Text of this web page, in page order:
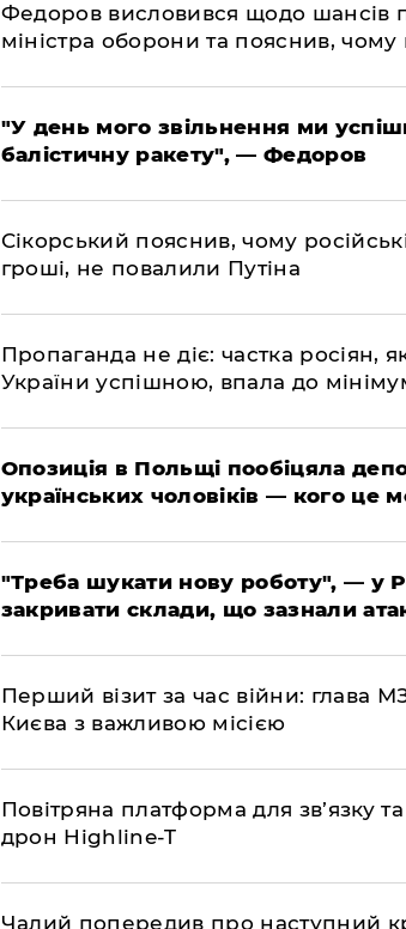
​Федоров висловився щодо шансів
міністра оборони та пояснив, чому
​"У день мого звільнення ми
балістичну ракету", — Федоров
​Сікорський пояснив, чому
гроші, не повалили Путіна
​Пропаганда не діє: частка росіян,
України успішною, впала до
​Опозиція в Польщі пообіцяла
українських чоловіків — кого це
​"Треба шукати нову роботу", — у
закривати склади, що зазнали
​Перший візит за час війни: глава
Києва з важливою місією
​Повітряна платформа для зв’язку
дрон Highline-T
​Чалий попередив про наступний